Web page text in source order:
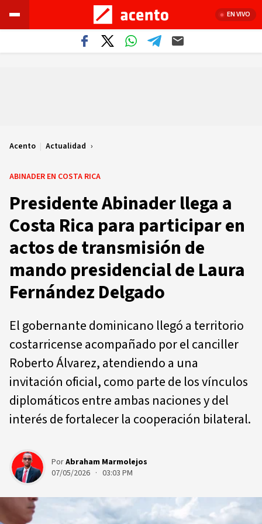
EN VIVO
Acento | Actualidad
ABINADER EN COSTA RICA
Presidente Abinader llega a
Costa Rica para participar en
actos de transmisión de
mando presidencial de Laura
Fernández Delgado
El gobernante dominicano llegó a territorio
costarricense acompañado por el canciller
Roberto Álvarez, atendiendo a una
invitación oficial, como parte de los vínculos
diplomáticos entre ambas naciones y del
interés de fortalecer la cooperación bilateral.
PorAbraham Marmolejos
07/05/2026 · 03:03 PM